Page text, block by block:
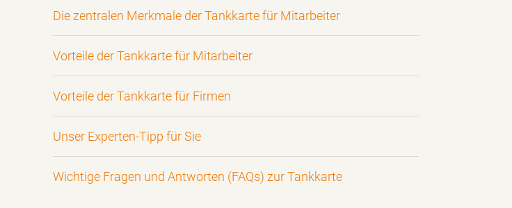
Die zentralen Merkmale der Tankkarte für Mitarbeiter
Vorteile der Tankkarte für Mitarbeiter
Vorteile der Tankkarte für Firmen
Unser Experten-Tipp für Sie
Wichtige Fragen und Antworten (FAQs) zur Tankkarte